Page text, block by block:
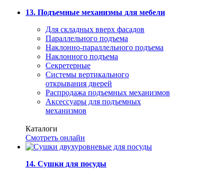
13. Подъемные механизмы для мебели
Для складных вверх фасадов
Параллельного подъема
Наклонно-параллельного подъема
Наклонного подъема
Секретерные
Системы вертикального
открывания дверей
Распродажа подъемных механизмов
Аксессуары для подъемных
механизмов
Каталоги
Смотреть онлайн
14. Сушки для посуды